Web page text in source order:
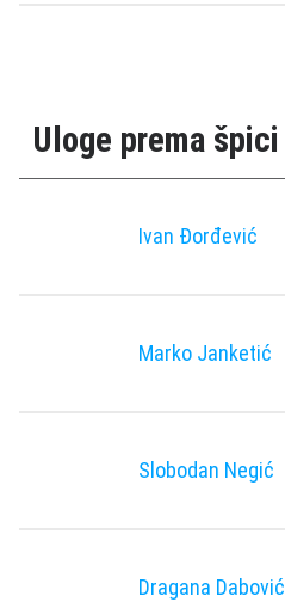
Uloge prema špici
Ivan Đorđević
Marko Janketić
Slobodan Negić
Dragana Dabović